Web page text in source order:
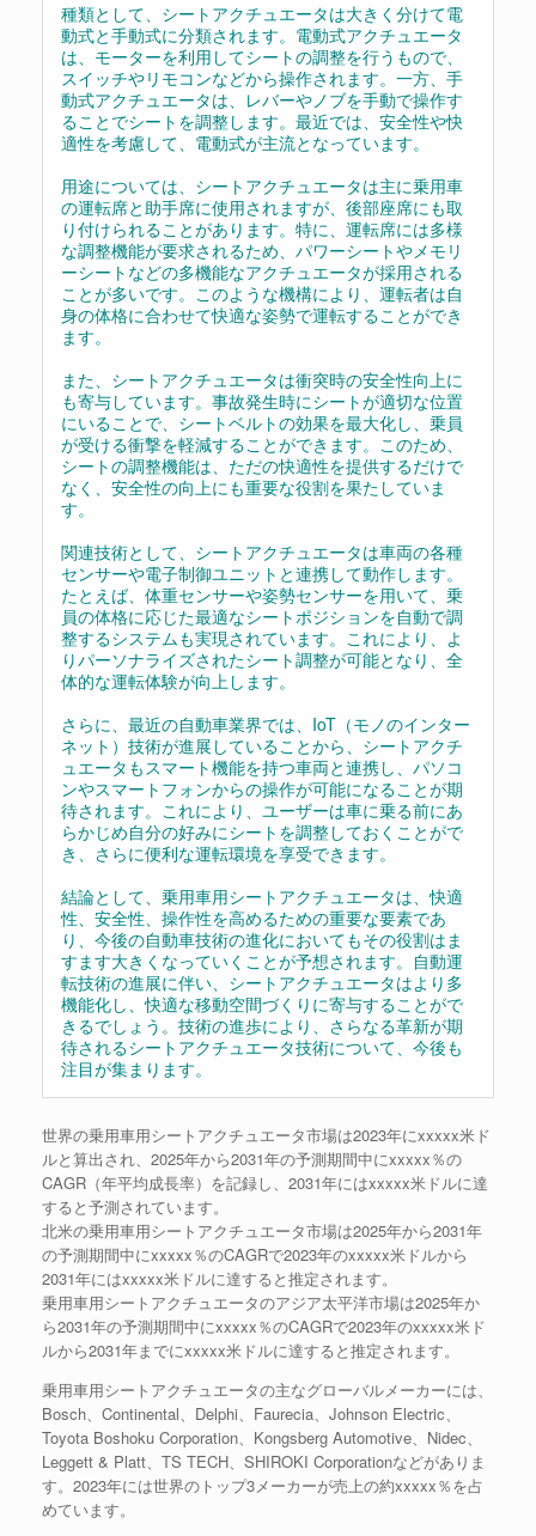
種類として、シートアクチュエータは大きく分けて電
動式と手動式に分類されます。電動式アクチュエータ
は、モーターを利用してシートの調整を行うもので、
スイッチやリモコンなどから操作されます。一方、手
動式アクチュエータは、レバーやノブを手動で操作す
ることでシートを調整します。最近では、安全性や快
適性を考慮して、電動式が主流となっています。
用途については、シートアクチュエータは主に乗用車
の運転席と助手席に使用されますが、後部座席にも取
り付けられることがあります。特に、運転席には多様
な調整機能が要求されるため、パワーシートやメモリ
ーシートなどの多機能なアクチュエータが採用される
ことが多いです。このような機構により、運転者は自
身の体格に合わせて快適な姿勢で運転することができ
ます。
また、シートアクチュエータは衝突時の安全性向上に
も寄与しています。事故発生時にシートが適切な位置
にいることで、シートベルトの効果を最大化し、乗員
が受ける衝撃を軽減することができます。このため、
シートの調整機能は、ただの快適性を提供するだけで
なく、安全性の向上にも重要な役割を果たしていま
す。
関連技術として、シートアクチュエータは車両の各種
センサーや電子制御ユニットと連携して動作します。
たとえば、体重センサーや姿勢センサーを用いて、乗
員の体格に応じた最適なシートポジションを自動で調
整するシステムも実現されています。これにより、よ
りパーソナライズされたシート調整が可能となり、全
体的な運転体験が向上します。
さらに、最近の自動車業界では、IoT（モノのインター
ネット）技術が進展していることから、シートアクチ
ュエータもスマート機能を持つ車両と連携し、パソコ
ンやスマートフォンからの操作が可能になることが期
待されます。これにより、ユーザーは車に乗る前にあ
らかじめ自分の好みにシートを調整しておくことがで
き、さらに便利な運転環境を享受できます。
結論として、乗用車用シートアクチュエータは、快適
性、安全性、操作性を高めるための重要な要素であ
り、今後の自動車技術の進化においてもその役割はま
すます大きくなっていくことが予想されます。自動運
転技術の進展に伴い、シートアクチュエータはより多
機能化し、快適な移動空間づくりに寄与することがで
きるでしょう。技術の進歩により、さらなる革新が期
待されるシートアクチュエータ技術について、今後も
注目が集まります。
世界の乗用車用シートアクチュエータ市場は2023年にxxxxx米ド
ルと算出され、2025年から2031年の予測期間中にxxxxx％の
CAGR（年平均成長率）を記録し、2031年にはxxxxx米ドルに達
すると予測されています。
北米の乗用車用シートアクチュエータ市場は2025年から2031年
の予測期間中にxxxxx％のCAGRで2023年のxxxxx米ドルから
2031年にはxxxxx米ドルに達すると推定されます。
乗用車用シートアクチュエータのアジア太平洋市場は2025年か
ら2031年の予測期間中にxxxxx％のCAGRで2023年のxxxxx米ド
ルから2031年までにxxxxx米ドルに達すると推定されます。
乗用車用シートアクチュエータの主なグローバルメーカーには、
Bosch、Continental、Delphi、Faurecia、Johnson Electric、
Toyota Boshoku Corporation、Kongsberg Automotive、Nidec、
Leggett & Platt、TS TECH、SHIROKI Corporationなどがありま
す。2023年には世界のトップ3メーカーが売上の約xxxxx％を占
めています。